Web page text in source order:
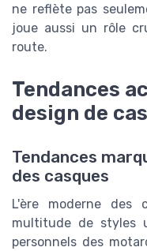
ne reflète pas
joue aussi un rôle
route.
Tendances
design de
Tendances
des casques
L'ère moderne des
multitude de styles
personnels des